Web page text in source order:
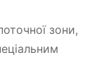
зони,